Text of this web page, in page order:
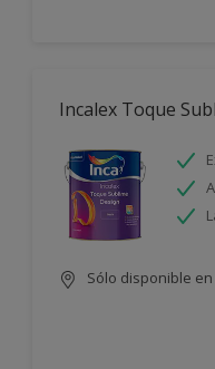
Incalex Toque
Sólo disponible